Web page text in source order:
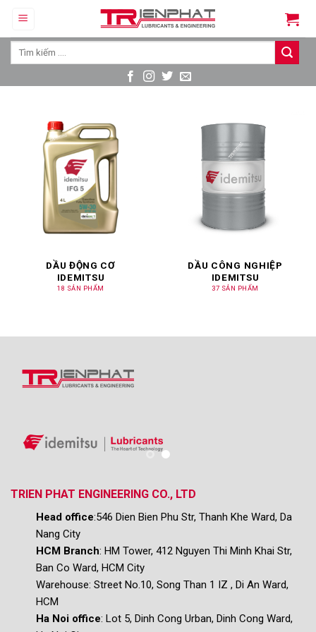
content
Tìm
DẦU ĐỘNG CƠ
IDEMITSU
18 SẢN PHẨM
DẦU CÔNG NGHIỆP
IDEMITSU
37 SẢN PHẨM
TRIEN PHAT ENGINEERING CO., LTD
Head office:546 Dien Bien Phu Str, Thanh Khe Ward, Da
Nang City
HCM Branch: HM Tower, 412 Nguyen Thi Minh Khai Str,
Ban Co Ward, HCM City
Warehouse: Street No.10, Song Than 1 IZ , Di An Ward,
HCM
Ha Noi office: Lot 5, Dinh Cong Urban, Dinh Cong Ward,